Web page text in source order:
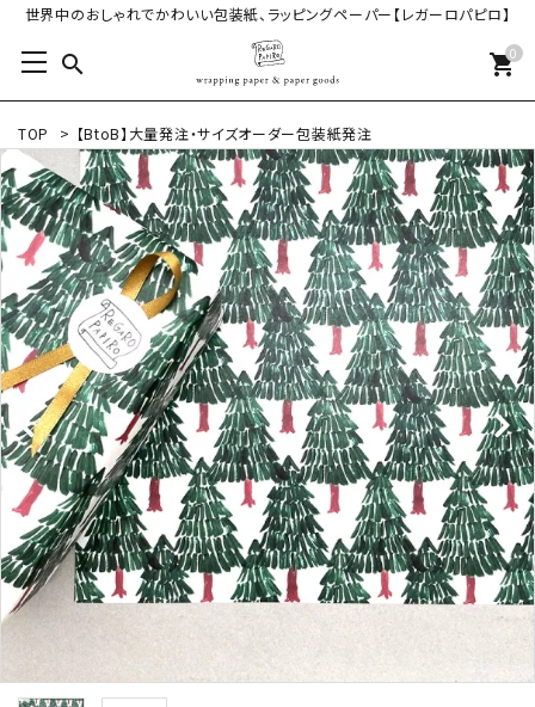
世界中のおしゃれでかわいい包装紙、ラッピングペーパー【レガーロパピロ】
search 0
shopping_cart
TOP > 【BtoB】大量発注・サイズオーダー包装紙発注